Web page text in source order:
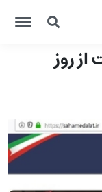
از روز